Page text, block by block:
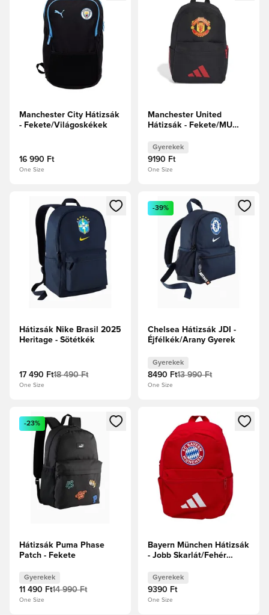
Manchester City Hátizsák
- Fekete/Világoskékek
16 990 Ft
One Size
Manchester United
Hátizsák - Fekete/MU
Gyerekek
9190 Ft
One Size
Megnyit egy modált a bejelentkezéshez vagy a tagként
Hátizsák Nike Brasil 2025
Heritage - Sötétkék
17 490 Ft18 490 Ft
One Size
Megnyit egy modált a
-39%
Chelsea Hátizsák JDI -
Éjfélkék/Arany Gyerek
Gyerekek
8490 Ft13 990 Ft
One Size
Megnyit egy modált a bejelentkezéshez vagy a tagként
-23%
Hátizsák Puma Phase
Patch - Fekete
Gyerekek
11 490 Ft14 990 Ft
One Size
Megnyit egy modált a
Bayern München Hátizsák
- Jobb Skarlát/Fehér
Gyerekek
9390 Ft
One Size